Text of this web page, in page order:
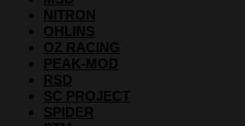
NITRON
OHLINS
OZ RACING
PEAK-MOD
RSD
SC PROJECT
SPIDER